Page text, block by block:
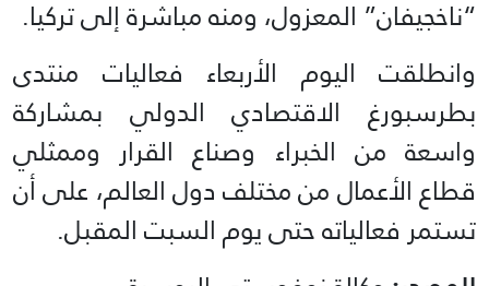
“ناخجيفان” المعزول، ومنه مباشرة إلى تركيا.
وانطلقت اليوم الأربعاء فعاليات منتدى
بطرسبورغ الاقتصادي الدولي بمشاركة
واسعة من الخبراء وصناع القرار وممثلي
قطاع الأعمال من مختلف دول العالم، على أن
تستمر فعالياته حتى يوم السبت المقبل.